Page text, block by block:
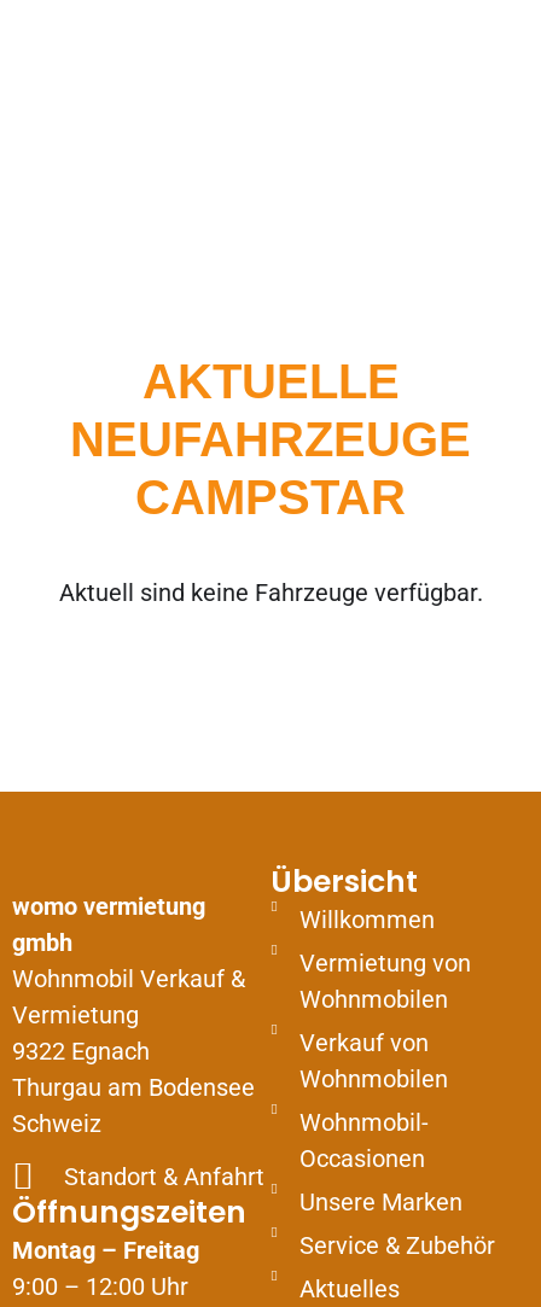
AKTUELLE
NEUFAHRZEUGE
CAMPSTAR
Aktuell sind keine Fahrzeuge verfügbar.
womo vermietung
gmbh
Wohnmobil Verkauf &
Vermietung
9322 Egnach
Thurgau am Bodensee
Schweiz
Standort & Anfahrt
Öffnungszeiten
Montag – Freitag
9:00 – 12:00 Uhr
Übersicht
Willkommen
Vermietung von
Wohnmobilen
Verkauf von
Wohnmobilen
Wohnmobil-
Occasionen
Unsere Marken
Service & Zubehör
Aktuelles